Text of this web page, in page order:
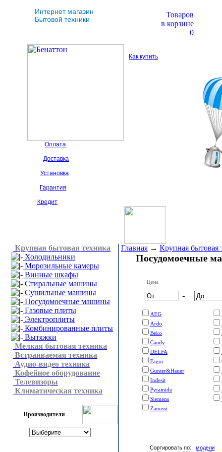
Интернет магазин
Бытовой техники
Товаров
в корзине
0
Как купить
Оплата
Доставка
Установка
Гарантия
Кредит
Крупная бытовая техника
Холодильники
Морозильные камеры
Винные шкафы
Стиральные машины
Сушильные машины
Посудомоечные машины
Газовые плиты
Электроплиты
Комбинированные плиты
Вытяжки
Мелкая бытовая техника
Встраиваемая техника
Аудио-видео техника
Кофейное оборудование
Телевизоры
Климатическая техника
Производители
Главная → Крупная бытовая
Посудомоечные
Цена
-
AEG
Ardo
Beko
Candy
DELFA
Fagor
Gunter&Hauer
Indesit
Pyramida
Siemens
Zanussi
Сортировать по: модели